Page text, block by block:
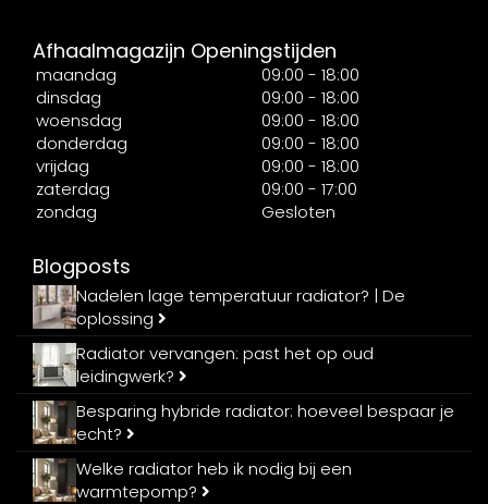
Afhaalmagazijn Openingstijden
maandag
09:00 - 18:00
dinsdag
09:00 - 18:00
woensdag
09:00 - 18:00
donderdag
09:00 - 18:00
vrijdag
09:00 - 18:00
zaterdag
09:00 - 17:00
zondag
Gesloten
Blogposts
Nadelen lage temperatuur radiator? | De
oplossing
Radiator vervangen: past het op oud
leidingwerk?
Besparing hybride radiator: hoeveel bespaar je
echt?
Welke radiator heb ik nodig bij een
warmtepomp?